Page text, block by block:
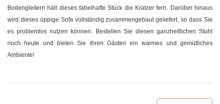
Bodengleitern hält dieses fabelhafte Stück die Kratzer fern. Darüber hinaus
wird dieses üppige Sofa vollständig zusammengebaut geliefert, so dass Sie
es problemlos nutzen können. Bestellen Sie diesen ganzheitlichen Stuhl
noch heute und bieten Sie Ihren Gästen ein warmes und gemütliches
Ambiente!